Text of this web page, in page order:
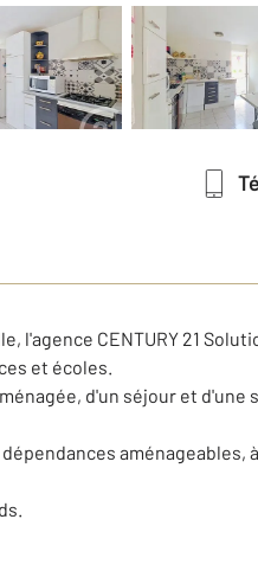
l'agence CENTURY 21
et écoles.
d'un séjour et d'une
aménageables,